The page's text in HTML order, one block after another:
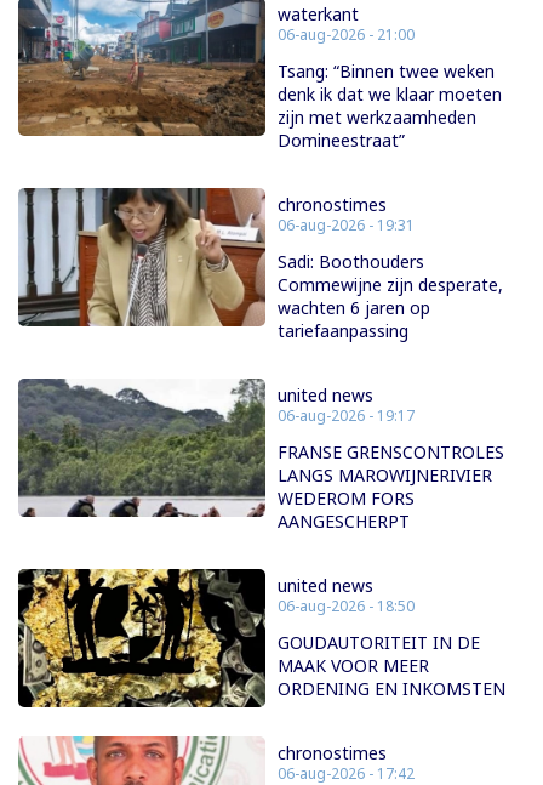
waterkant
06-aug-2026 - 21:00
Tsang: “Binnen twee weken
denk ik dat we klaar moeten
zijn met werkzaamheden
Domineestraat”
chronostimes
06-aug-2026 - 19:31
Sadi: Boothouders
Commewijne zijn desperate,
wachten 6 jaren op
tariefaanpassing
united news
06-aug-2026 - 19:17
FRANSE GRENSCONTROLES
LANGS MAROWIJNERIVIER
WEDEROM FORS
AANGESCHERPT
united news
06-aug-2026 - 18:50
GOUDAUTORITEIT IN DE
MAAK VOOR MEER
ORDENING EN INKOMSTEN
chronostimes
06-aug-2026 - 17:42